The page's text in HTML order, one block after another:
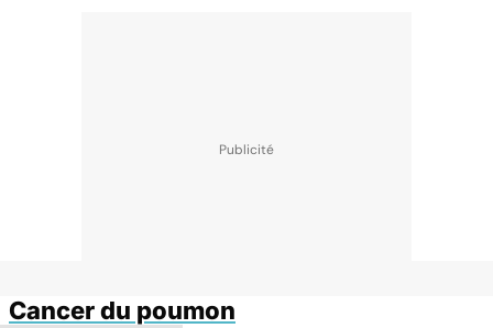
Cancer du poumon